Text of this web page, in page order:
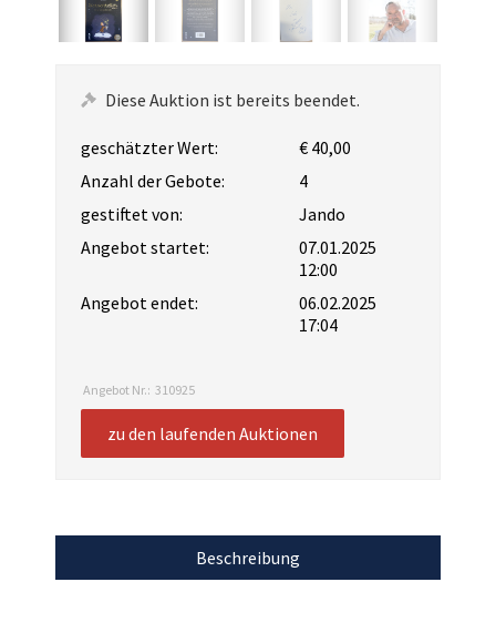
Diese Auktion ist bereits beendet.
geschätzter Wert:
€ 40,00
Anzahl der Gebote:
4
gestiftet von:
Jando
Angebot startet:
07.01.2025
12:00
Angebot endet:
06.02.2025
17:04
Angebot Nr.: 310925
zu den laufenden Auktionen
Beschreibung